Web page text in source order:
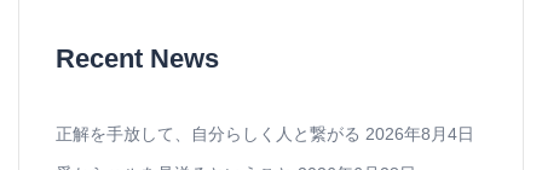
Recent News
正解を手放して、自分らしく人と繋がる 2026年8月4日